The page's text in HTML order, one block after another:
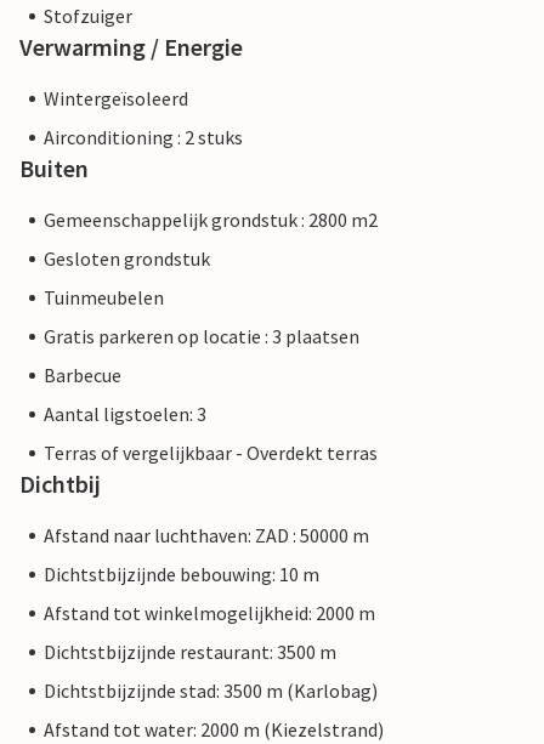
Stofzuiger
Verwarming / Energie
Wintergeïsoleerd
Airconditioning : 2 stuks
Buiten
Gemeenschappelijk grondstuk : 2800 m2
Gesloten grondstuk
Tuinmeubelen
Gratis parkeren op locatie : 3 plaatsen
Barbecue
Aantal ligstoelen: 3
Terras of vergelijkbaar - Overdekt terras
Dichtbij
Afstand naar luchthaven: ZAD : 50000 m
Dichtstbijzijnde bebouwing: 10 m
Afstand tot winkelmogelijkheid: 2000 m
Dichtstbijzijnde restaurant: 3500 m
Dichtstbijzijnde stad: 3500 m (Karlobag)
Afstand tot water: 2000 m (Kiezelstrand)